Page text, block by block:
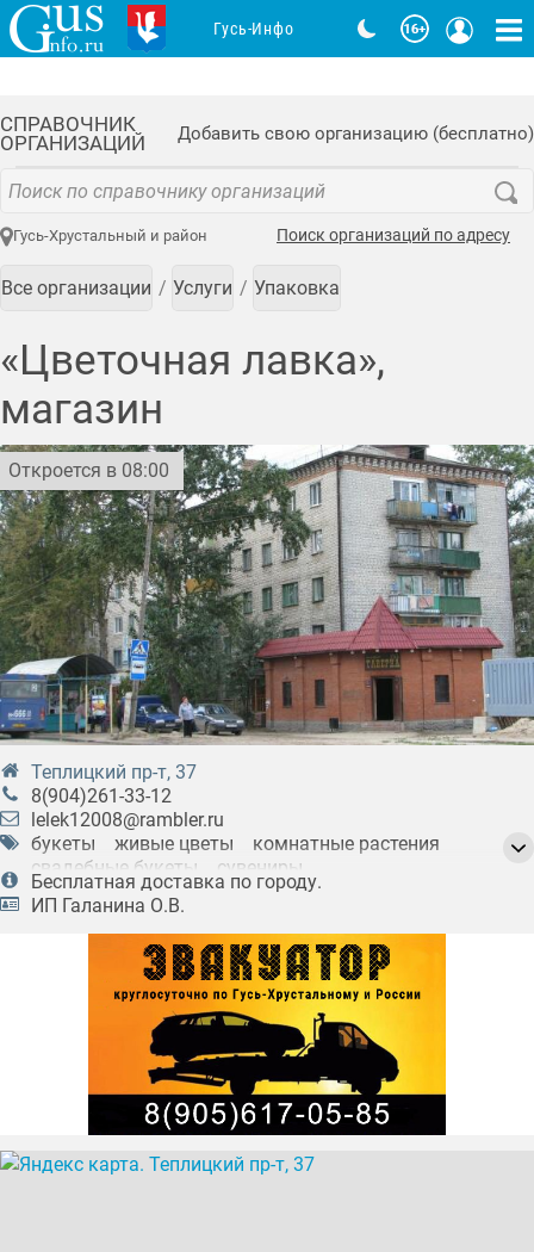
СПРАВОЧНИК
ОРГАНИЗАЦИЙ
Добавить свою организацию (бесплатно)
Гусь-Хрустальный и район Поиск организаций по адресу
Все организации Услуги Упаковка
«Цветочная лавка»,
магазин
Откроется в 08:00
Теплицкий пр-т, 37
8(904)261-33-12
lelek12008@rambler.ru
букеты
живые цветы
комнатные растения
свадебные букеты
сувениры
упаковка подарков
флористика
цветочное оформление
Бесплатная доставка по городу.
ИП Галанина О.В.
Гусь-Инфо